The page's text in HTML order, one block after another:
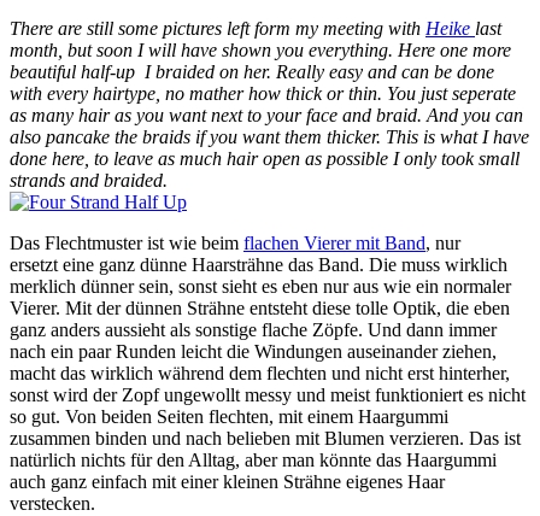
There are still some pictures left form my meeting with Heike last
month, but soon I will have shown you everything. Here one more
beautiful half-up I braided on her. Really easy and can be done
with every hairtype, no mather how thick or thin. You just seperate
as many hair as you want next to your face and braid. And you can
also pancake the braids if you want them thicker. This is what I have
done here, to leave as much hair open as possible I only took small
strands and braided.
Das Flechtmuster ist wie beim flachen Vierer mit Band, nur
ersetzt eine ganz dünne Haarsträhne das Band. Die muss wirklich
merklich dünner sein, sonst sieht es eben nur aus wie ein normaler
Vierer. Mit der dünnen Strähne entsteht diese tolle Optik, die eben
ganz anders aussieht als sonstige flache Zöpfe. Und dann immer
nach ein paar Runden leicht die Windungen auseinander ziehen,
macht das wirklich während dem flechten und nicht erst hinterher,
sonst wird der Zopf ungewollt messy und meist funktioniert es nicht
so gut. Von beiden Seiten flechten, mit einem Haargummi
zusammen binden und nach belieben mit Blumen verzieren. Das ist
natürlich nichts für den Alltag, aber man könnte das Haargummi
auch ganz einfach mit einer kleinen Strähne eigenes Haar
verstecken.